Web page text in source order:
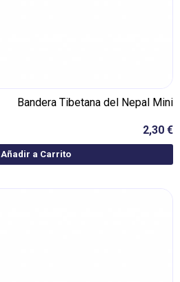
Bandera Tibetana del Nepal Mini
2,30 €
Añadir a Carrito